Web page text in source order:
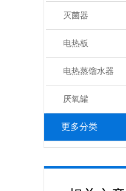
灭菌器
电热板
电热蒸馏水器
厌氧罐
更多分类